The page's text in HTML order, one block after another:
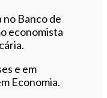
no Banco de
economista
e em
Economia.